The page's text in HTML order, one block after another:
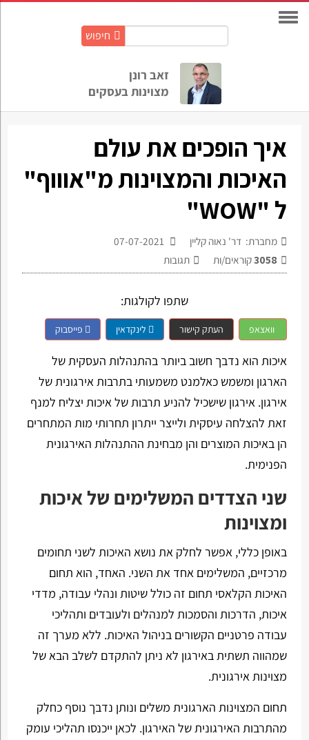
חיפוש
זאב רונן
מצוינות בעסקים
איך הופכים את עולם
האיכות והמצוינות מ"אוווף"
ל "WOW"
מחברת: דר' נאוה קליין
3058קוראים/ות תגובות
שתפו לקולגות:
וואצאפ העתק קישור לינקדאין פייסבוק
איכות הוא נדבך חשוב ביותר בהתנהלות העסקית של
הארגון ומשמש כאלמנט משמעותי בתרבות אירגונית של
אירגון. אירגון שישכיל להניע תרבות של איכות יצליח למנף
זאת להצלחה עיסקית ולייצר ייתרון תחרותי מות המתחרים
הן באיכות המוצרים והן מבחינת ההתנהלות האירגונית
הפנימית.
שני הצדדים המשלימים של איכות
ומצוינות
באופן כללי, אפשר לחלק את נושא האיכות לשני תחומים
מרכזיים, המשלימים אחד את השני. האחד, הוא תחום
האיכות הקלאסי תחום זה כולל שיטות ונהלי עבודה, מדדי
איכות, הדרכות והסמכות למנהלים ולעובדים ותהליכי
עבודה פרטניים הקשורים בניהול האיכות. ללא מערך זה
שמהווה תשתית באירגון לא ניתן להתקדם לשלב הבא של
מצוינות אירגונית.
תחום המצוינות הארגונית משלים ונותן נדבך נוסף כחלק
מהתרבות האירגונית של האירגון. לכאן ייכנסו תהליכי עומק